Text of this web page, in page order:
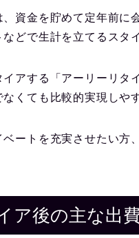
資金を貯めて定年前に
どで生計を立てるスタ
アする「アーリーリタ
くても比較的実現しや
ートを充実させたい方
ア後の主な出